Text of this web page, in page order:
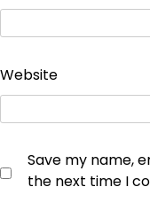
Website
Save my name,
the next time I